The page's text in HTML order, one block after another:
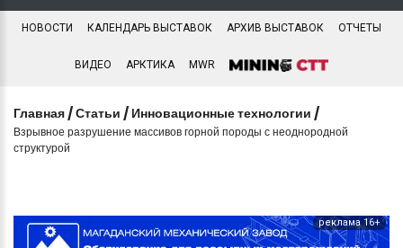
НОВОСТИ КАЛЕНДАРЬ ВЫСТАВОК АРХИВ ВЫСТАВОК ОТЧЕТЫ
ВИДЕО АРКТИКА MWR
Главная /Статьи / Инновационные технологии /
Взрывное разрушение массивов горной породы с неоднородной
структурой
реклама 16+